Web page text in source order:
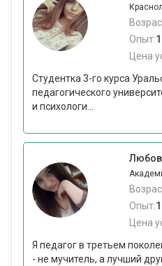
Опыт:
Цена
Студентка 3-го курса
педагогического
и психологи...
Опыт:
Цена
Я педагог в третьем
- не мучитель, а лучший